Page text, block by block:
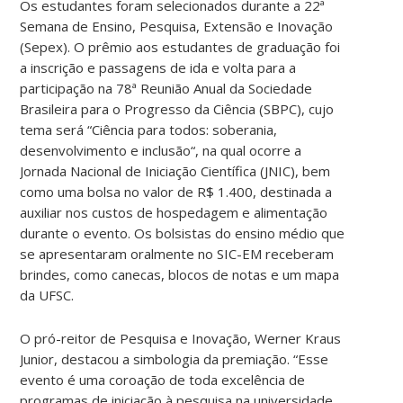
Os estudantes foram selecionados durante a 22ª
Semana de Ensino, Pesquisa, Extensão e Inovação
(Sepex). O prêmio aos estudantes de graduação foi
a inscrição e passagens de ida e volta para a
participação na 78ª Reunião Anual da Sociedade
Brasileira para o Progresso da Ciência (SBPC), cujo
tema será “Ciência para todos: soberania,
desenvolvimento e inclusão“, na qual ocorre a
Jornada Nacional de Iniciação Científica (JNIC), bem
como uma bolsa no valor de R$ 1.400, destinada a
auxiliar nos custos de hospedagem e alimentação
durante o evento. Os bolsistas do ensino médio que
se apresentaram oralmente no SIC-EM receberam
brindes, como canecas, blocos de notas e um mapa
da UFSC.
O pró-reitor de Pesquisa e Inovação, Werner Kraus
Junior, destacou a simbologia da premiação. “Esse
evento é uma coroação de toda excelência de